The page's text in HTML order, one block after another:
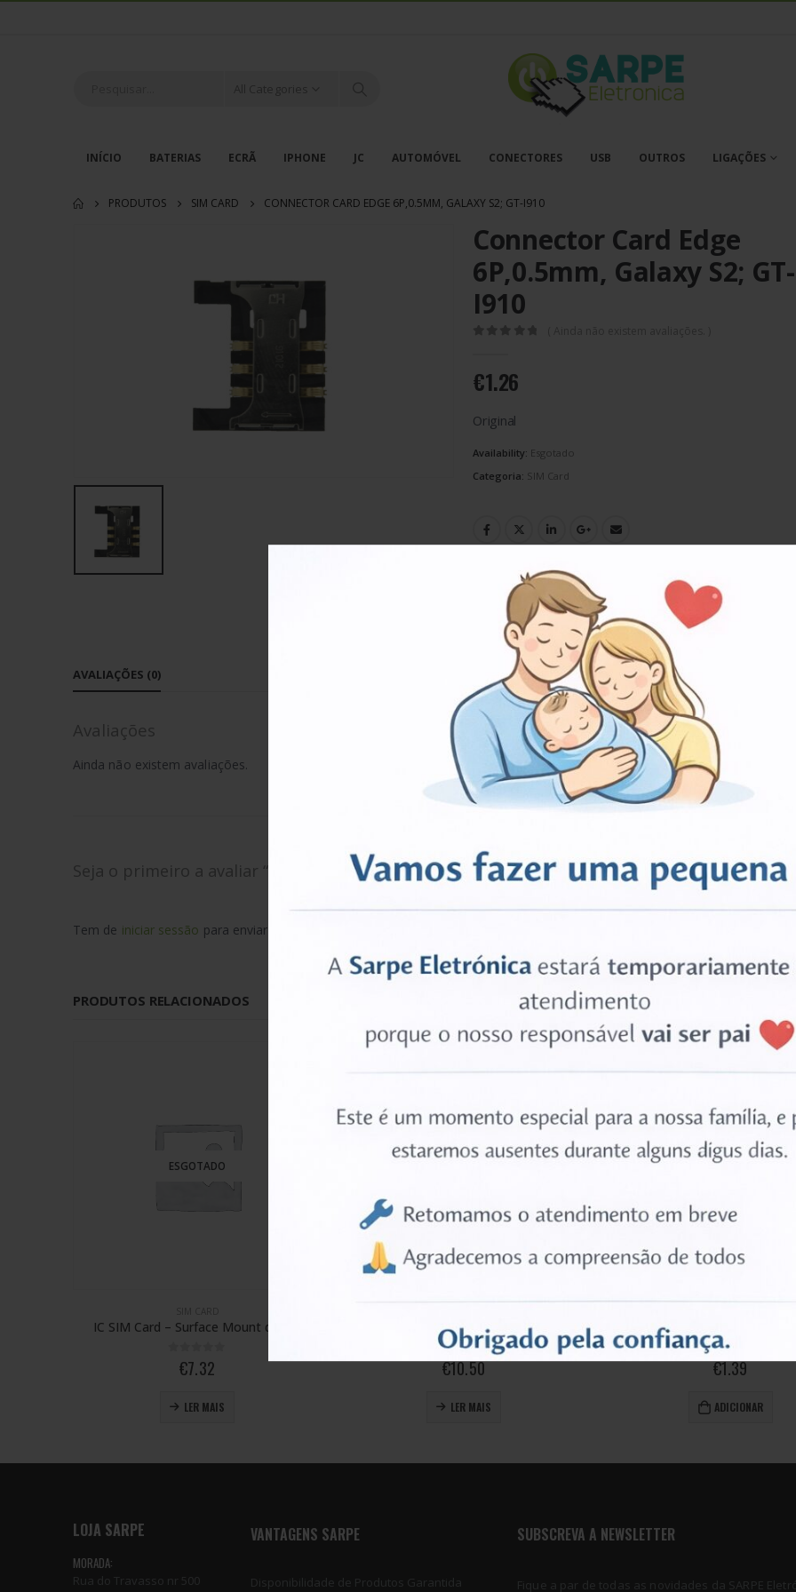
INÍCIO BATERIAS ECRÃ IPHONE JC AUTOMÓVEL CONECTORES USB OUTROS LIGAÇÕES
PRODUTOS SIM CARD CONNECTOR CARD EDGE 6P,0.5MM, GALAXY S2; GT-I910
Connector Card Edge
6P,0.5mm, Galaxy S2; GT-
I910
€1.26
Original
Availability: Esgotado
Categoria: SIM Card
Facebook WhatsApp Print
AVALIAÇÕES (0)
Avaliações
Ainda não existem avaliações.
Seja o primeiro a avaliar “Connector Card Edge 6P,0.5mm, Galaxy S2; GT-I910”
Tem de iniciar sessão para enviar uma avaliação.
PRODUTOS RELACIONADOS
ESGOTADO
IC SIM Card – Surface Mount device
out of 5
€10.50
LER MAIS
SIM Tray – Morning Mist, OnePlus 9 Pro
0out of 5
€1.39
ADICIONAR
ESGOTADO
0out of 5
€1.26
LER MAIS
LOJA SARPE
MORADA:
Rua do Travasso nr 500
VANTAGENS SARPE
Disponibilidade de Produtos Garantida
SUBSCREVA A NEWSLETTER
Fique a par de todas as novidades da SARPE